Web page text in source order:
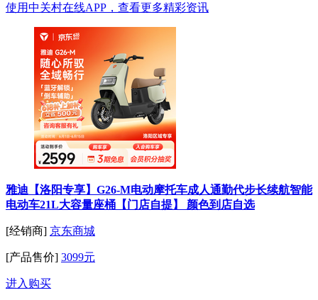
使用中关村在线APP，查看更多精彩资讯
雅迪【洛阳专享】G26-M电动摩托车成人通勤代步长续航智能
电动车21L大容量座桶【门店自提】 颜色到店自选
[经销商] 京东商城
[产品售价] 3099元
进入购买